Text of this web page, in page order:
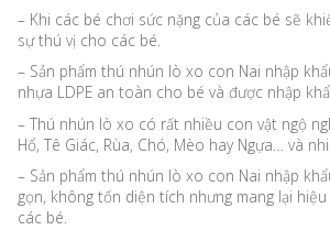
– Khi các bé chơi sức nặng của các bé sẽ
sự thú vị cho các bé.
– Sản phẩm thú nhún lò xo con Nai nhập
nhựa LDPE an toàn cho bé và được nhập
– Thú nhún lò xo có rất nhiều con vật ngộ
Hổ, Tê Giác, Rùa, Chó, Mèo hay Ngựa… và
– Sản phẩm thú nhún lò xo con Nai nhập
gọn, không tốn diện tích nhưng mang lại
các bé.